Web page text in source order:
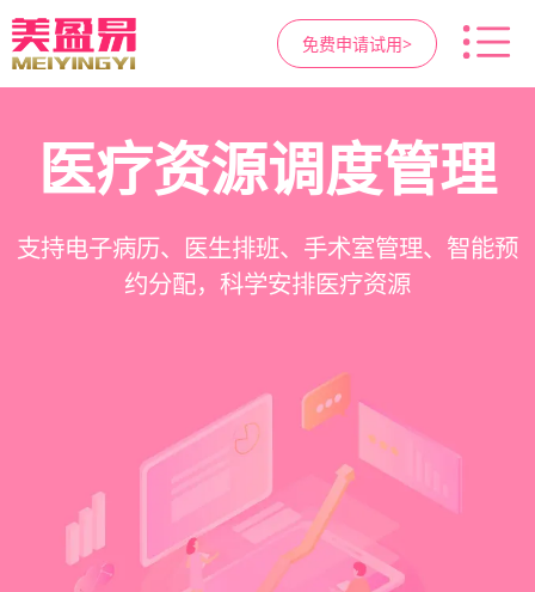
免费申请试用>
智慧医美管理系统
一站式解决医美机构预约、咨询、手术安排、会
员管理、财务核算全流程管理
医疗资源调度管理
支持电子病历、医生排班、手术室管理、智能预
约分配，科学安排医疗资源
高净值客户价值挖掘
支持客户分级管理、消费轨迹追踪、个性化方案
定制、实现客户长期价值挖掘
营销与私域运营
提供小程序商城、私域scrm、项目套餐、裂变分
销多种营销工具，助力获客与转化